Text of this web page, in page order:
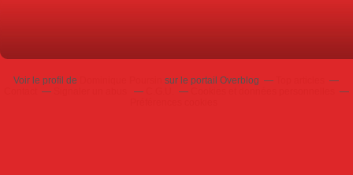
Voir le profil de sur le portail Overblog